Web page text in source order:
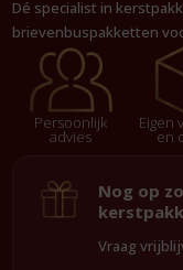
Dé specialist in
brievenbuspakketten
Persoonlijk
advies
Eigen
en
Nog op
Vraag